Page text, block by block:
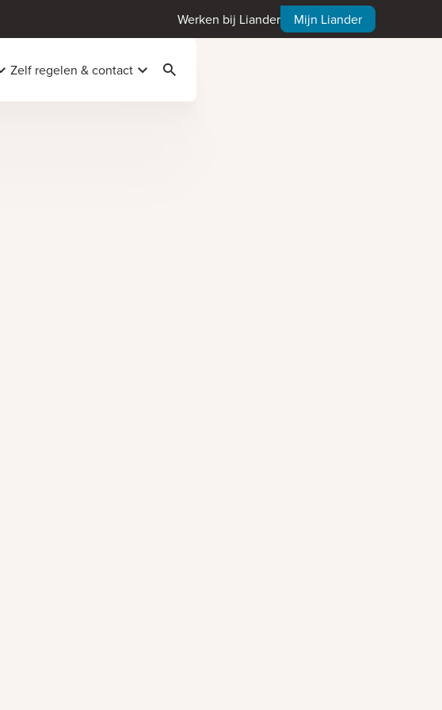
Werken bij Liander Mijn Liander
Zelf regelen & contact Zoeken